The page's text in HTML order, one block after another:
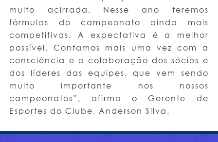
muito acirrada. Nesse ano teremos
fórmulas do campeonato ainda mais
competitivas. A expectativa é a melhor
possível. Contamos mais uma vez com a
consciência e a colaboração dos sócios e
dos líderes das equipes, que vem sendo
muito importante nos nossos
campeonatos”, afirma o Gerente de
Esportes do Clube, Anderson Silva.